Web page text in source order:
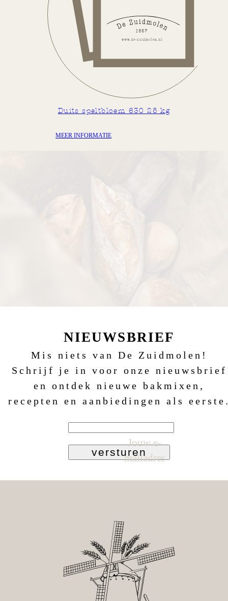
Water/Vocht
Duits speltbloem 630 25 kg
MEER INFORMATIE
NIEUWSBRIEF
Mis niets van De Zuidmolen!
Schrijf je in voor onze nieuwsbrief
en ontdek nieuwe bakmixen,
recepten en aanbiedingen als
Jouw e-
mailadres
versturen